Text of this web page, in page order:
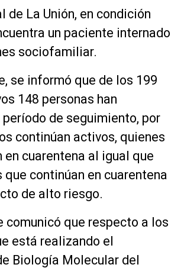
de La Unión, en condición
un paciente internado
sociofamiliar.
se informó que de los 199
148 personas han
de seguimiento, por
continúan activos, quienes
en cuarentena al igual que
que continúan en cuarentena
de alto riesgo.
comunicó que respecto a los
está realizando el
Biología Molecular del